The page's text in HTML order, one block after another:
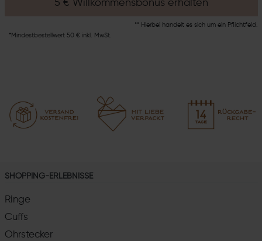
5 € Willkommensbonus erhalten
** Hierbei handelt es sich um ein Pflichtfeld.
*Mindestbestellwert 50 € inkl. MwSt.
SHOPPING-ERLEBNISSE
Ringe
Cuffs
Ohrstecker